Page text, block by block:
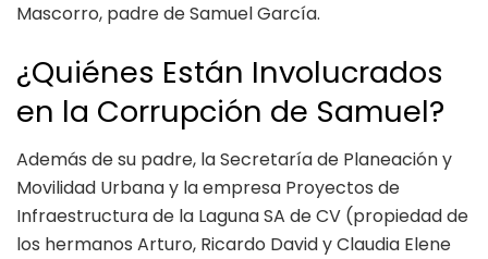
Mascorro, padre de Samuel García.
¿Quiénes Están Involucrados
en la Corrupción de Samuel?
Además de su padre, la Secretaría de Planeación y
Movilidad Urbana y la empresa Proyectos de
Infraestructura de la Laguna SA de CV (propiedad de
los hermanos Arturo, Ricardo David y Claudia Elene